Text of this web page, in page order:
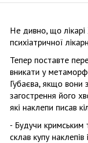
Не дивно, що лікарі
психіатричної
Тепер поставте
вникати у
Губаєва, якщо вони
загострення його
які наклепи писав
- Будучи кримським
склав купу